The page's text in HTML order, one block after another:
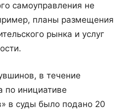
самоуправления не
планы размещения
рынка и услуг
в течение
по инициативе
в суды было подано 20